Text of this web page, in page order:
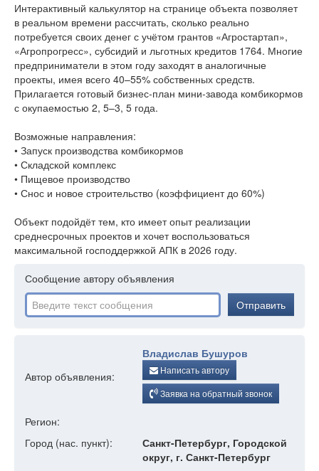
Интерактивный калькулятор на странице объекта позволяет
в реальном времени рассчитать, сколько реально
потребуется своих денег с учётом грантов «Агростартап»,
«Агропрогресс», субсидий и льготных кредитов 1764. Многие
предприниматели в этом году заходят в аналогичные
проекты, имея всего 40–55% собственных средств.
Прилагается готовый бизнес-план мини-завода комбикормов
с окупаемостью 2, 5–3, 5 года.
Возможные направления:
• Запуск производства комбикормов
• Складской комплекс
• Пищевое производство
• Снос и новое строительство (коэффициент до 60%)
Объект подойдёт тем, кто имеет опыт реализации
среднесрочных проектов и хочет воспользоваться
максимальной господдержкой АПК в 2026 году.
Сообщение автору объявления
Отправить
Автор объявления:
Владислав Бушуров
Написать автору
Заявка на обратный звонок
Регион:
Город (нас. пункт):
Санкт-Петербург, Городской
округ, г. Санкт-Петербург